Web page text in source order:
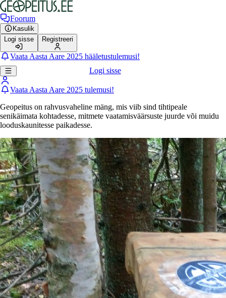
Foorum
Kasulik
Logi sisse
Registreeri
Vaata Aasta Aare 2025 hääletustulemusi!
Logi sisse
Vaata Aasta Aare 2025 tulemusi!
Geopeitus on rahvusvaheline mäng, mis viib sind tihtipeale
senikäimata kohtadesse, mitmete vaatamisväärsuste juurde või muidu
looduskaunitesse paikadesse.